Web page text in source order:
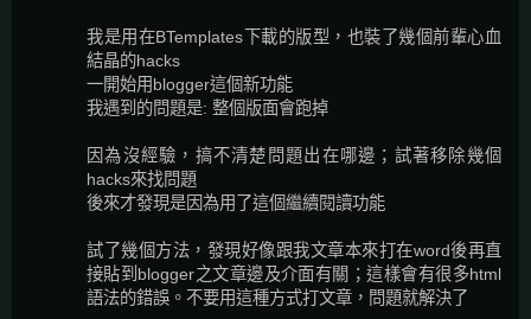
我是用在BTemplates下載的版型，也裝了幾個前輩心血
結晶的hacks
一開始用blogger這個新功能
我遇到的問題是: 整個版面會跑掉
因為沒經驗，搞不清楚問題出在哪邊；試著移除幾個
hacks來找問題
後來才發現是因為用了這個繼續閱讀功能
試了幾個方法，發現好像跟我文章本來打在word後再直
接貼到blogger之文章邊及介面有關；這樣會有很多html
語法的錯誤。不要用這種方式打文章，問題就解決了